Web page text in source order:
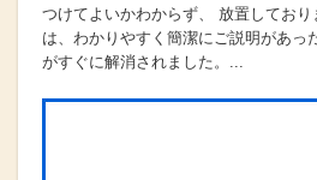
つけてよいかわからず、 放置しており
は、わかりやすく簡潔にご説明があっ
がすぐに解消されました。...